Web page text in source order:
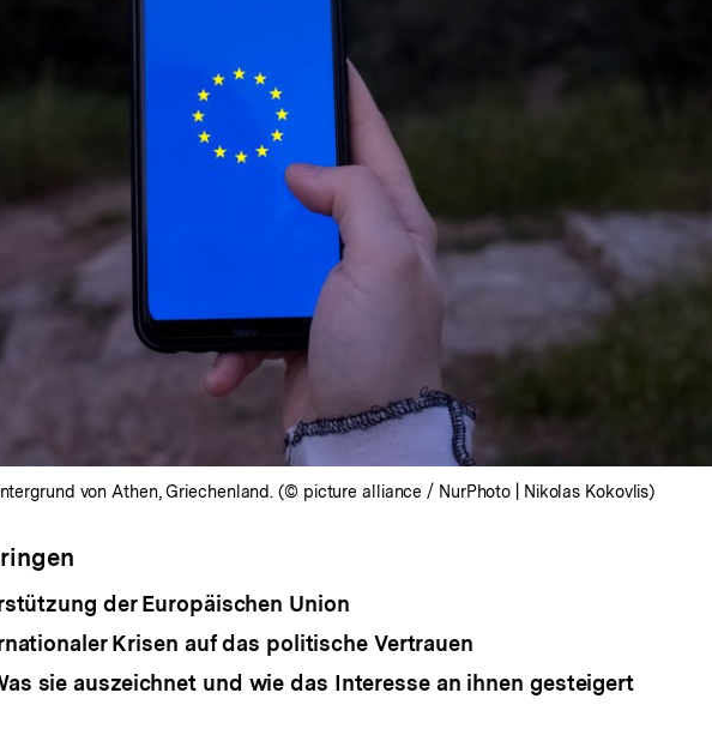
von Athen, Griechenland. (© picture alliance / NurPhoto | Nikolas Kokovlis)
der Europäischen Union
Krisen auf das politische Vertrauen
sie auszeichnet und wie das Interesse an ihnen gesteigert